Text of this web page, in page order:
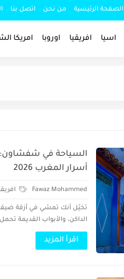
الصفحة الرئيسية من نحن اتصل بنا
اسيا افريقيا اوروبا امريكا
السياحة في شفشاون:
أسرار المغرب 2026
Fawaz Mohammed
تخيّل أنك تمشي في أزقة ضيقة،
الداكن، والأبواب القديمة
اقرأ المزيد